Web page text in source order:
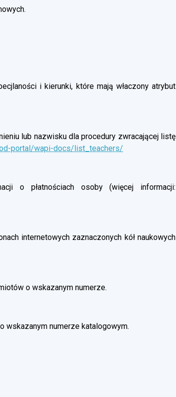
i kierunki, które mają właczony atrybut
lub nazwisku dla procedury zwracającej listę
portal/wapi-docs/list_teachers/
o płatnościach osoby (więcej informacji:
internetowych zaznaczonych kół naukowych
o wskazanym numerze.
wskazanym numerze katalogowym.